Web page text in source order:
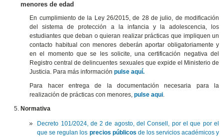
menores de edad
En cumplimiento de la Ley 26/2015, de 28 de julio, de modificación
del sistema de protección a la infancia y la adolescencia, los
estudiantes que deban o quieran realizar prácticas que impliquen un
contacto habitual con menores deberán aportar obligatoriamente y
en el momento que se les solicite, una certificación negativa del
Registro central de delincuentes sexuales que expide el Ministerio de
Justicia. Para más informaciónpulse aquí.
Para hacer entrega de la documentación necesaria para la
realización de prácticas con menores,pulse aqui.
Normativa
Decreto 101/2024, de 2 de agosto, del Consell, por el que por el
que se regulan los precios públicos de los servicios académicos y